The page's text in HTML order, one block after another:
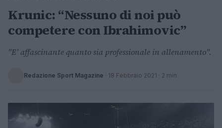
Krunic: “Nessuno di noi può
competere con Ibrahimovic”
"E' affascinante quanto sia professionale in allenamento".
Redazione Sport Magazine · 18 Febbraio 2021 · 2 min